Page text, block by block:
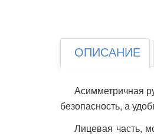
ОПИСАНИЕ
Асимметричная
безопасность, а
Лицевая часть,